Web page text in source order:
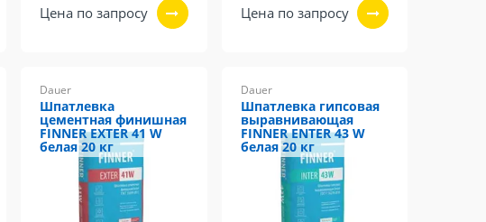
Цена по запросу Цена по запросу
Dauer
Шпатлевка
цементная финишная
FINNER EXTER 41 W
белая 20 кг
Dauer
Шпатлевка гипсовая
выравнивающая
FINNER ENTER 43 W
белая 20 кг